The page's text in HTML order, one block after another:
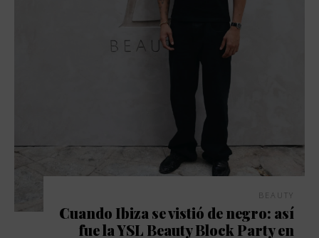
BEAUTY
Cuando Ibiza se vistió de negro: así
fue la YSL Beauty Block Party en